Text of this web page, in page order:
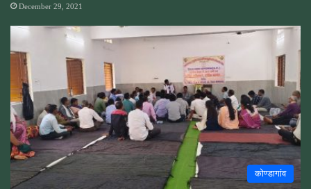
December 29, 2021
कोण्डागांव